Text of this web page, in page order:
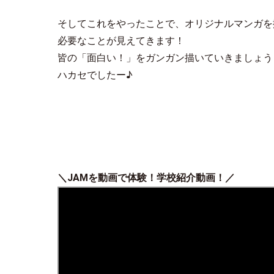
そしてこれをやったことで、オリジナルマンガ
必要なことが見えてきます！
皆の「面白い！」をガンガン描いていきましょう
ハカセでしたー♪
＼JAMを動画で体験！学校紹介動画！／